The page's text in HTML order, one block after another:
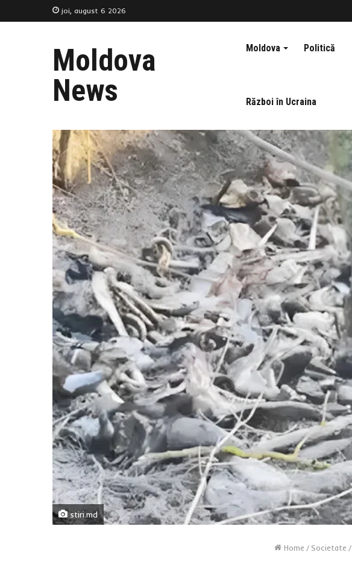
joi, august 6 2026
Moldova
News
Moldova Politică
Război în Ucraina
stiri.md
Home / Societate /